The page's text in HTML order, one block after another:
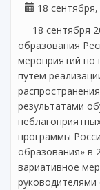
18
18 сентября
образования
мероприятий по
путем
результатами
программы
образования» в
вариативное
руководителями